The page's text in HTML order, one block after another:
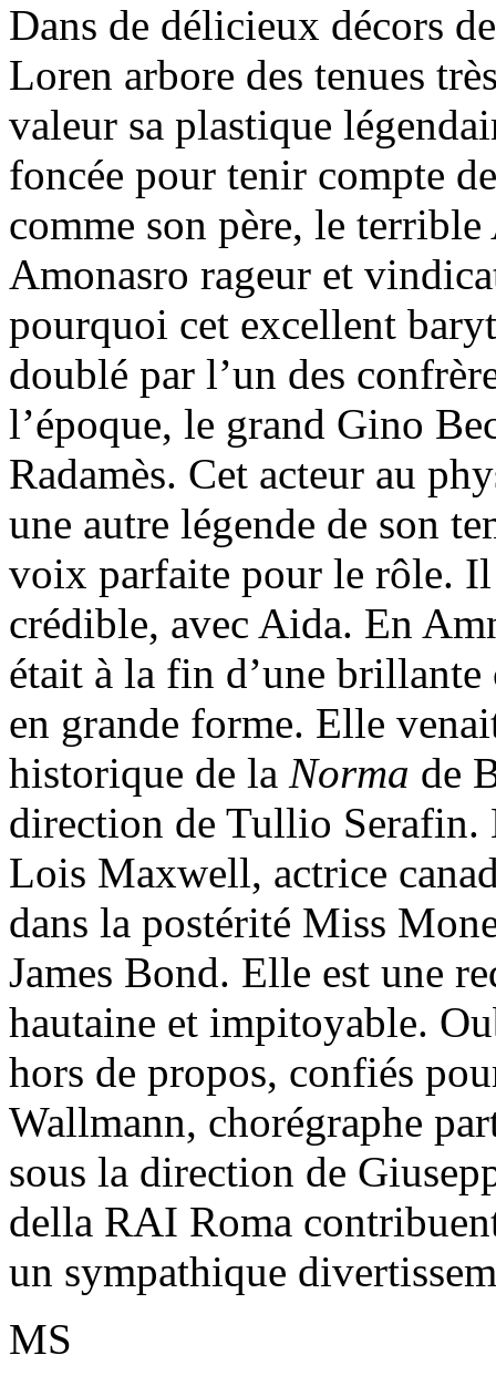
Dans de délicieux décors
Loren arbore des tenues
valeur sa plastique
foncée pour tenir compte
comme son père, le
Amonasro rageur et
pourquoi cet excellent
doublé par l’un des
l’époque, le grand Gino
Radamès. Cet acteur au
une autre légende de son
voix parfaite pour le rôle.
crédible, avec Aida. En
était à la fin d’une brillante
en grande forme. Elle
historique de la Norma de
direction de Tullio Serafin.
Lois Maxwell, actrice
dans la postérité Miss
James Bond. Elle est une
hautaine et impitoyable.
hors de propos, confiés
Wallmann, chorégraphe
sous la direction de
della RAI Roma
un sympathique
MS